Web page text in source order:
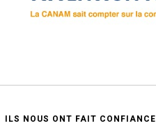
ILS NOUS ONT FAIT CONFIANCE